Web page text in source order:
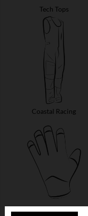
Tech Tops
Coastal Racing
Gants